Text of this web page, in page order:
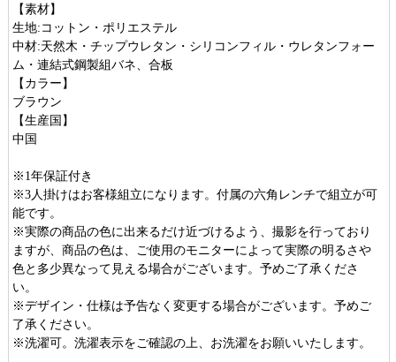
【素材】
生地:コットン・ポリエステル
中材:天然木・チップウレタン・シリコンフィル・ウレタンフォー
ム・連結式鋼製組バネ、合板
【カラー】
ブラウン
【生産国】
中国
※1年保証付き
※3人掛けはお客様組立になります。付属の六角レンチで組立が可
能です。
※実際の商品の色に出来るだけ近づけるよう、撮影を行っており
ますが、商品の色は、ご使用のモニターによって実際の明るさや
色と多少異なって見える場合がございます。予めご了承くださ
い。
※デザイン・仕様は予告なく変更する場合がございます。予めご
了承ください。
※洗濯可。洗濯表示をご確認の上、お洗濯をお願いいたします。